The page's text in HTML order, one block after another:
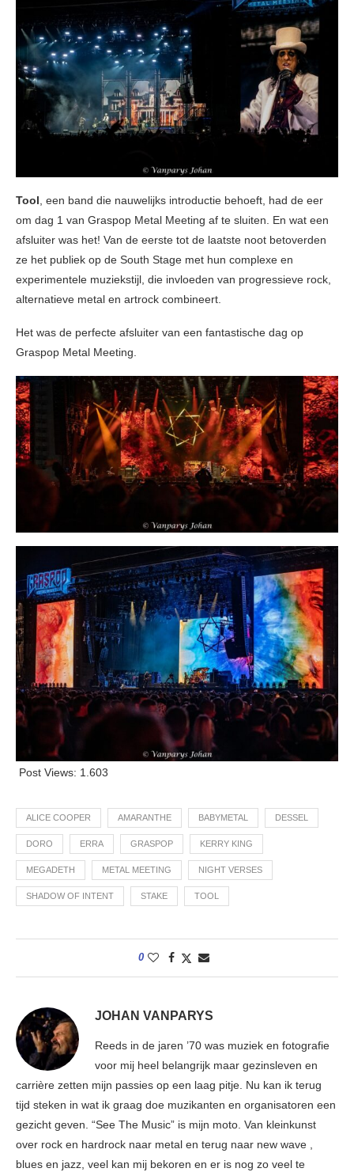
Tool , een band die nauwelijks introductie behoeft, had de eer
om dag 1 van Graspop Metal Meeting af te sluiten. En wat een
afsluiter was het! Van de eerste tot de laatste noot betoverden
ze het publiek op de South Stage met hun complexe en
experimentele muziekstijl, die invloeden van progressieve rock,
alternatieve metal en artrock combineert.
Het was de perfecte afsluiter van een fantastische dag op
Graspop Metal Meeting.
Post Views: 1.603
ALICE COOPER AMARANTHE BABYMETAL DESSEL
DORO ERRA GRASPOP KERRY KING
MEGADETH METAL MEETING NIGHT VERSES
SHADOW OF INTENT STAKE TOOL
0
JOHAN VANPARYS
Reeds in de jaren ’70 was muziek en fotografie
voor mij heel belangrijk maar gezinsleven en
carrière zetten mijn passies op een laag pitje. Nu kan ik terug
tijd steken in wat ik graag doe muzikanten en organisatoren een
gezicht geven. “See The Music” is mijn moto. Van kleinkunst
over rock en hardrock naar metal en terug naar new wave ,
blues en jazz, veel kan mij bekoren en er is nog zo veel te